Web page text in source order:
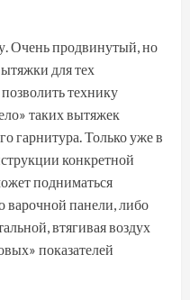
Очень продвинутый, но
для тех
технику
таких вытяжек
гарнитура. Только уже в
конкретной
подниматься
варочной панели, либо
втягивая воздух
показателей